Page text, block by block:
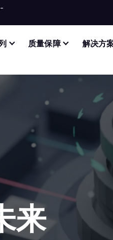
质量保障 解决方
来